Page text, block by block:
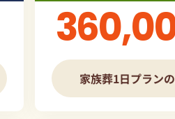
家族葬1日プラン